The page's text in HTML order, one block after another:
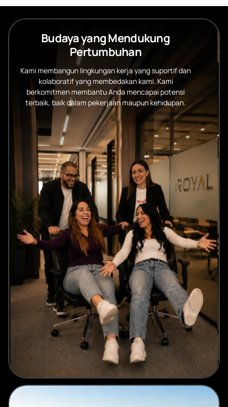
Budaya yang Mendukung
Pertumbuhan
Kami membangun lingkungan kerja yang suportif dan
kolaboratif yang membedakan kami. Kami
berkomitmen membantu Anda mencapai potensi
terbaik, baik dalam pekerjaan maupun kehidupan.